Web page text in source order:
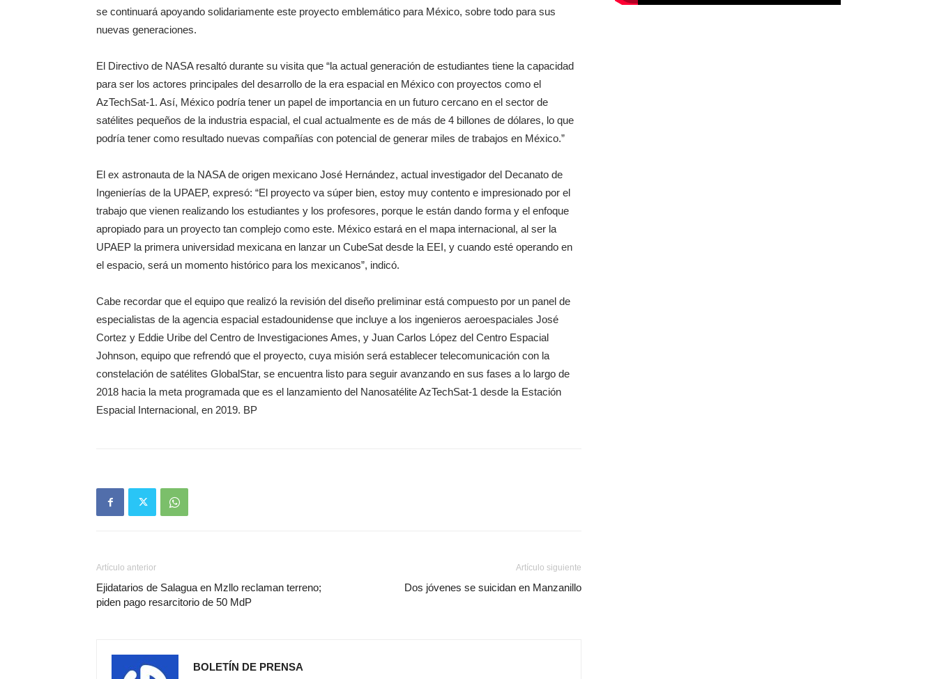
se continuará apoyando solidariamente este proyecto emblemático para México, sobre todo para sus
nuevas generaciones.
El Directivo de NASA resaltó durante su visita que “la actual generación de estudiantes tiene la capacidad
para ser los actores principales del desarrollo de la era espacial en México con proyectos como el
AzTechSat-1. Así, México podría tener un papel de importancia en un futuro cercano en el sector de
satélites pequeños de la industria espacial, el cual actualmente es de más de 4 billones de dólares, lo que
podría tener como resultado nuevas compañías con potencial de generar miles de trabajos en México.”
El ex astronauta de la NASA de origen mexicano José Hernández, actual investigador del Decanato de
Ingenierías de la UPAEP, expresó: “El proyecto va súper bien, estoy muy contento e impresionado por el
trabajo que vienen realizando los estudiantes y los profesores, porque le están dando forma y el enfoque
apropiado para un proyecto tan complejo como este. México estará en el mapa internacional, al ser la
UPAEP la primera universidad mexicana en lanzar un CubeSat desde la EEI, y cuando esté operando en
el espacio, será un momento histórico para los mexicanos”, indicó.
Cabe recordar que el equipo que realizó la revisión del diseño preliminar está compuesto por un panel de
especialistas de la agencia espacial estadounidense que incluye a los ingenieros aeroespaciales José
Cortez y Eddie Uribe del Centro de Investigaciones Ames, y Juan Carlos López del Centro Espacial
Johnson, equipo que refrendó que el proyecto, cuya misión será establecer telecomunicación con la
constelación de satélites GlobalStar, se encuentra listo para seguir avanzando en sus fases a lo largo de
2018 hacia la meta programada que es el lanzamiento del Nanosatélite AzTechSat-1 desde la Estación
Espacial Internacional, en 2019. BP
Artículo anterior
Ejidatarios de Salagua en Mzllo reclaman terreno;
piden pago resarcitorio de 50 MdP
Artículo siguiente
Dos jóvenes se suicidan en Manzanillo
BOLETÍN DE PRENSA